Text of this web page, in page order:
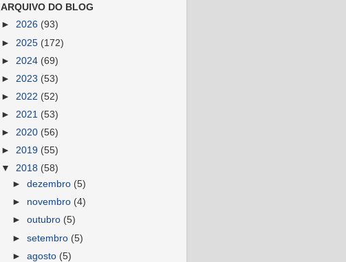
ARQUIVO DO BLOG
► 2026 (93)
► 2025 (172)
► 2024 (69)
► 2023 (53)
► 2022 (52)
► 2021 (53)
► 2020 (56)
► 2019 (55)
▼ 2018 (58)
►dezembro (5)
► novembro (4)
►outubro (5)
►setembro (5)
►agosto (5)